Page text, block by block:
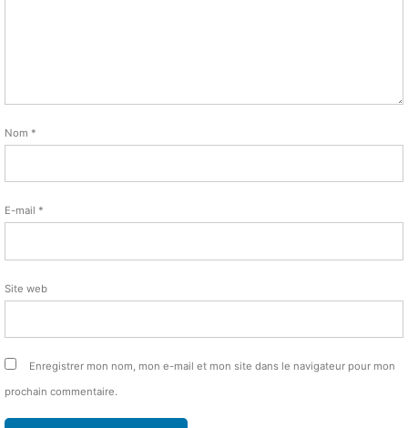
Nom *
E-mail *
Site web
Enregistrer mon nom, mon e-mail et mon site dans le navigateur pour mon
prochain commentaire.